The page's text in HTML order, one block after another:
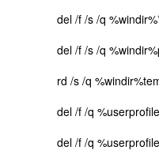
del /f /s /q
del /f /s /q
rd /s /q
del /f /q
del /f /q